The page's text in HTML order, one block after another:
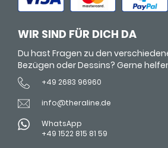
WIR SIND FÜR DICH DA
Du hast Fragen zu den
Bezügen oder Dessins? Gerne
+49 2683 96960
info@theraline.de
WhatsApp
+49 1522 815 81 59